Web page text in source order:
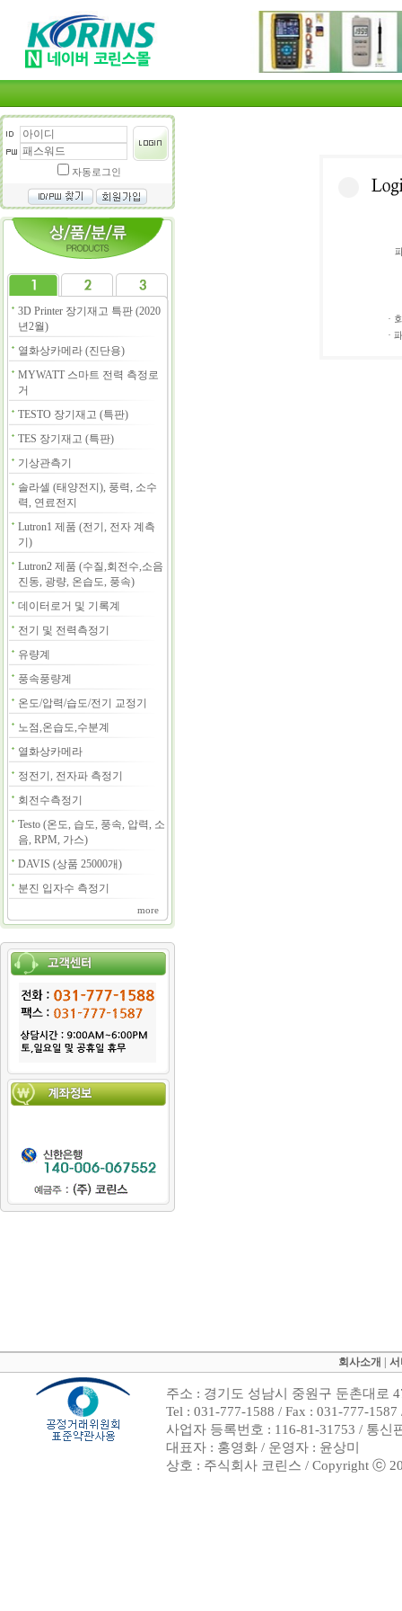
자동로그인
3D Printer 장기재고 특판 (2020
년2월)
열화상카메라 (진단용)
MYWATT 스마트 전력 측정로
거
TESTO 장기재고 (특판)
TES 장기재고 (특판)
기상관측기
솔라셀 (태양전지), 풍력, 소수
력, 연료전지
Lutron1 제품 (전기, 전자 계측
기)
Lutron2 제품 (수질,회전수,소음
진동, 광량, 온습도, 풍속)
데이터로거 및 기록계
전기 및 전력측정기
유량계
풍속풍량계
온도/압력/습도/전기 교정기
노점,온습도,수분계
열화상카메라
정전기, 전자파 측정기
회전수측정기
Testo (온도, 습도, 풍속, 압력, 소
음, RPM, 가스)
DAVIS (상품 25000개)
분진 입자수 측정기
more
·
·
회사소개
주소 : 경기도 성남시 중원구 둔촌대로
Tel : 031-777-1588 / Fax : 031-777-
사업자 등록번호 : 116-81-31753 / 통신
대표자 : 홍영화 / 운영자 : 윤상미
상호 : 주식회사 코린스 / Copyright ⓒ